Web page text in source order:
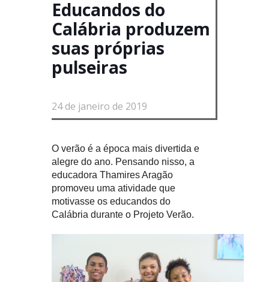
Educandos do
Calábria produzem
suas próprias
pulseiras
24 de janeiro de 2019
O verão é a época mais divertida e
alegre do ano. Pensando nisso, a
educadora Thamires Aragão
promoveu uma atividade que
motivasse os educandos do
Calábria durante o Projeto Verão.